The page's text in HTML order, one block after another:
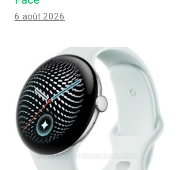
6 août 2026